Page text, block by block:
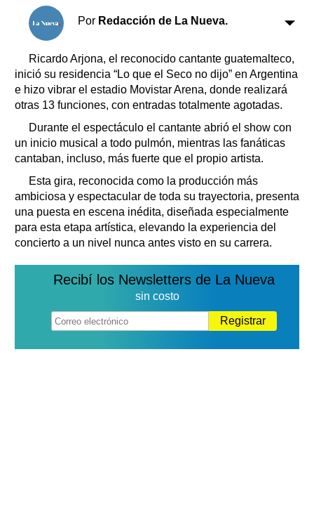
Por Redacción de La Nueva.
Ricardo Arjona, el reconocido cantante guatemalteco,
inició su residencia “Lo que el Seco no dijo” en Argentina
e hizo vibrar el estadio Movistar Arena, donde realizará
otras 13 funciones, con entradas totalmente agotadas.
Durante el espectáculo el cantante abrió el show con
un inicio musical a todo pulmón, mientras las fanáticas
cantaban, incluso, más fuerte que el propio artista.
Esta gira, reconocida como la producción más
ambiciosa y espectacular de toda su trayectoria, presenta
una puesta en escena inédita, diseñada especialmente
para esta etapa artística, elevando la experiencia del
concierto a un nivel nunca antes visto en su carrera.
Recibí los Newsletters de La Nueva
sin costo
Registrar